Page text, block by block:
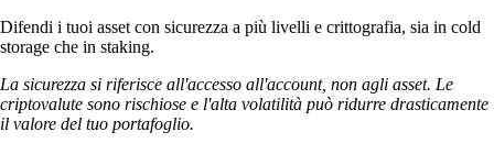
Difendi i tuoi asset con sicurezza a più livelli e crittografia, sia in cold
storage che in staking.
La sicurezza si riferisce all'accesso all'account, non agli asset. Le
criptovalute sono rischiose e l'alta volatilità può ridurre drasticamente
il valore del tuo portafoglio.